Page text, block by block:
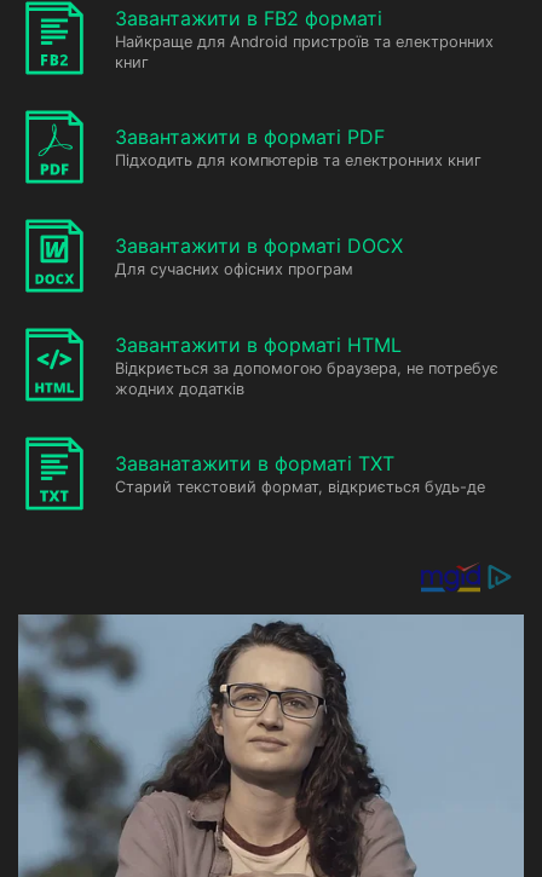
Завантажити в FB2 форматі
Найкраще для Android пристроїв та електронних
книг
Завантажити в форматі PDF
Підходить для компютерів та електронних книг
Завантажити в форматі DOCX
Для сучасних офісних програм
Завантажити в форматі HTML
Відкриється за допомогою браузера, не потребує
жодних додатків
Заванатажити в форматі TXT
Старий текстовий формат, відкриється будь-де